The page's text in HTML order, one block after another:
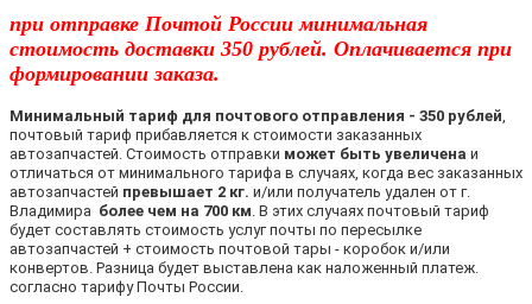
при отправке Почтой России минимальная
стоимость доставки 350 рублей. Оплачивается при
формировании заказа.
Минимальный тариф для почтового отправления - 350 рублей
почтовый тариф прибавляется к стоимости заказанных
автозапчастей. Стоимость отправки может быть увеличена и
отличаться от минимального тарифа в случаях, когда вес заказанных
автозапчастей превышает 2 кг. и/или получатель удален от г.
Владимира более чем на 700 км . В этих случаях почтовый тариф
будет составлять стоимость услуг почты по пересылке
автозапчастей + стоимость почтовой тары - коробок и/или
конвертов. Разница будет выставлена как наложенный платеж.
согласно тарифу Почты России.